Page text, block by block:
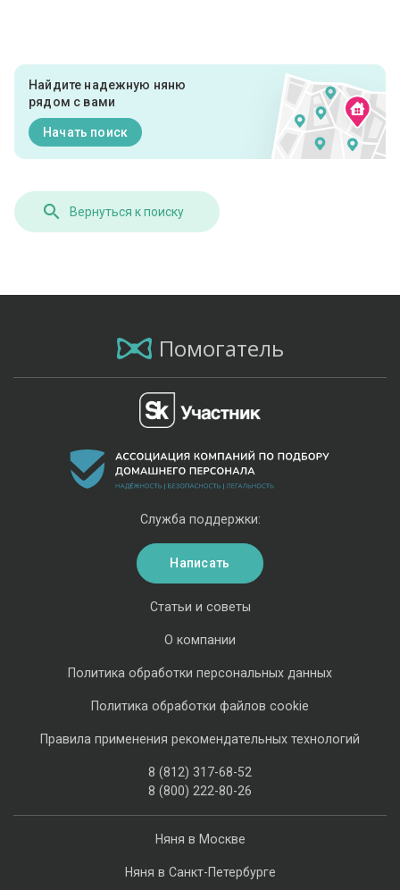
Найдите надежную няню
рядом с вами
Начать поиск
Вернуться к поиску
Помогатель
Няня в Москве
Няня в Санкт-Петербурге
Статьи и советы
О компании
Политика обработки персональных данных
Политика обработки файлов cookie
Правила применения рекомендательных технологий
8 (812) 317-68-52
8 (800) 222-80-26
Служба поддержки:
Написать